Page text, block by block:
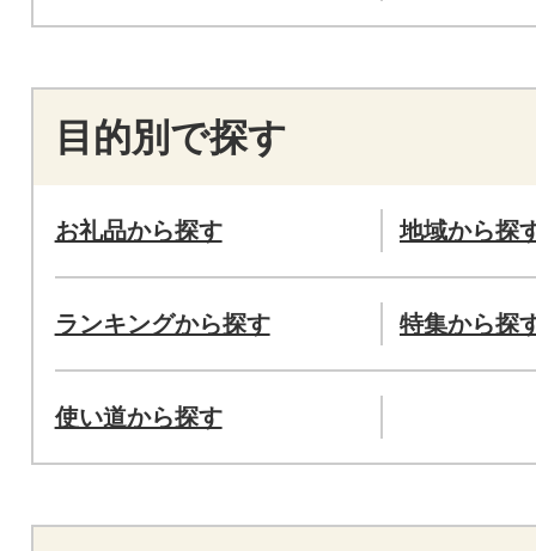
目的別で探す
お礼品から探す 地域から探
ランキングから探す 特集から探
使い道から探す